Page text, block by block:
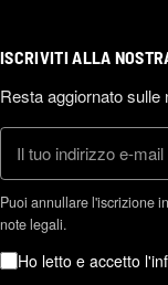
ISCRIVITI ALLA
Resta aggiornato
Puoi annullare l'iscrizione
note legali.
Ho letto e accetto